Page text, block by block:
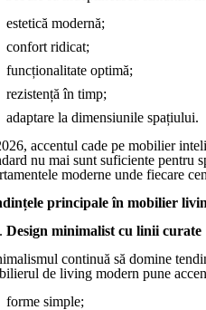
estetică modernă;
confort ridicat;
funcționalitate optimă;
rezistență în timp;
adaptare la dimensiunile spațiului.
accentul cade pe mobilier
nu mai sunt suficiente pentru
moderne unde fiecare
principale în mobilier
Design minimalist cu linii curate
continuă să domine
de living modern pune
forme simple;